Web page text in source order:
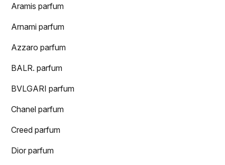
Aramis parfum
Arnami parfum
Azzaro parfum
BALR. parfum
BVLGARI parfum
Chanel parfum
Creed parfum
Dior parfum